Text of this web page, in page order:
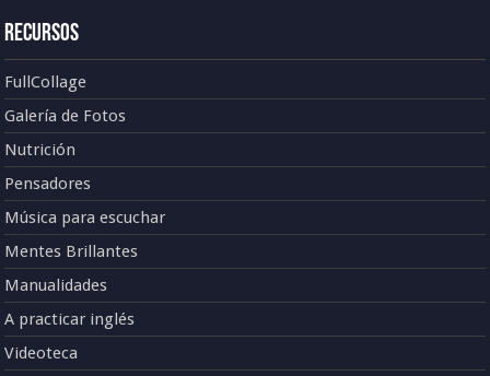
Recursos
FullCollage
Galería de Fotos
Nutrición
Pensadores
Música para escuchar
Mentes Brillantes
Manualidades
A practicar inglés
Videoteca